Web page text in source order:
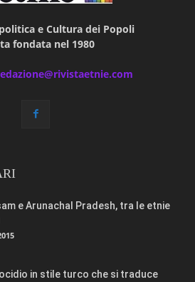
e Cultura dei Popoli
fondata nel 1980
e Arunachal Pradesh, tra le etnie
in stile turco che si traduce